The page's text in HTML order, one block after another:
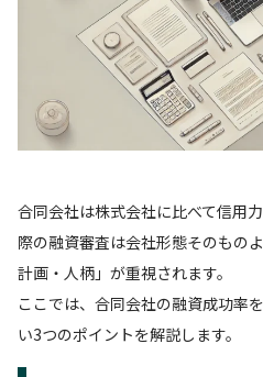
合同会社は株式会社に比べて信用
際の融資審査は会社形態そのもの
計画・人柄」が重視されます。
ここでは、合同会社の融資成功率
い3つのポイントを解説します。